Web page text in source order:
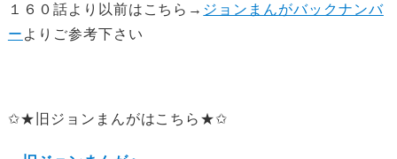
１６０話より以前はこちら→ ジョンまんがバックナンバ
ー よりご参考下さい
✩★旧ジョンまんがはこちら★✩